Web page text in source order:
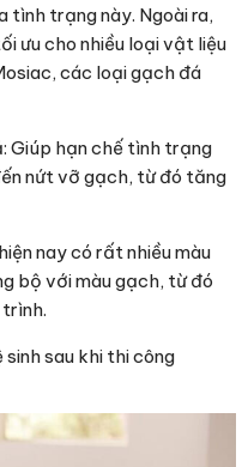
tình trạng này. Ngoài ra,
ưu cho nhiều loại vật liệu
các loại gạch đá
Giúp hạn chế tình trạng
nứt vỡ gạch, từ đó tăng
nay có rất nhiều màu
bộ với màu gạch, từ đó
sinh sau khi thi công